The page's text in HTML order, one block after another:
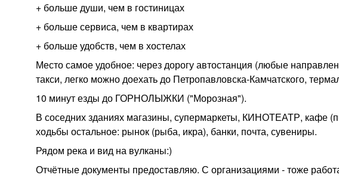
+ больше души, чем в гостиницах
+ больше сервиса, чем в квартирах
+ больше удобств, чем в хостелах
Место самое удобное: через дорогу автостанция (любые
такси, легко можно доехать до Петропавловска-Камчатского,
10 минут езды до ГОРНОЛЫЖКИ ("Морозная").
В соседних зданиях магазины, супермаркеты, КИНОТЕАТР, кафе
ходьбы остальное: рынок (рыба, икра), банки, почта, сувениры.
Рядом река и вид на вулканы:)
Отчётные документы предоставляю. С организациями - тоже